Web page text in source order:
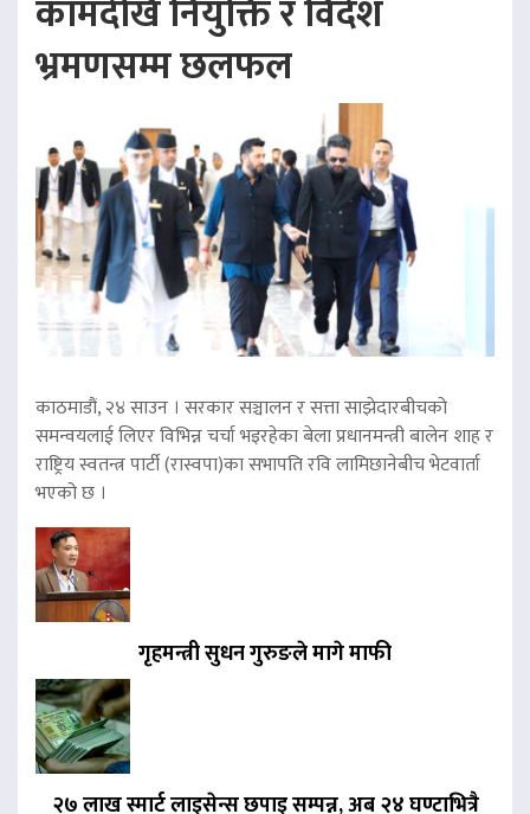
कामदेखि नियुक्ति र विदेश
भ्रमणसम्म छलफल
काठमाडौं, २४ साउन । सरकार सञ्चालन र सत्ता साझेदारबीचको
समन्वयलाई लिएर विभिन्न चर्चा भइरहेका बेला प्रधानमन्त्री बालेन शाह र
राष्ट्रिय स्वतन्त्र पार्टी (रास्वपा)का सभापति रवि लामिछानेबीच भेटवार्ता
भएको छ ।
गृहमन्त्री सुधन गुरुङले मागे माफी
२७ लाख स्मार्ट लाइसेन्स छपाइ सम्पन्न, अब २४ घण्टाभित्रै